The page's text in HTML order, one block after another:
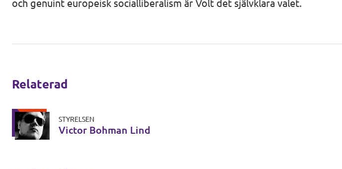
och genuint europeisk socialliberalism är Volt det självklara valet.
Relaterad
STYRELSEN
Victor Bohman Lind